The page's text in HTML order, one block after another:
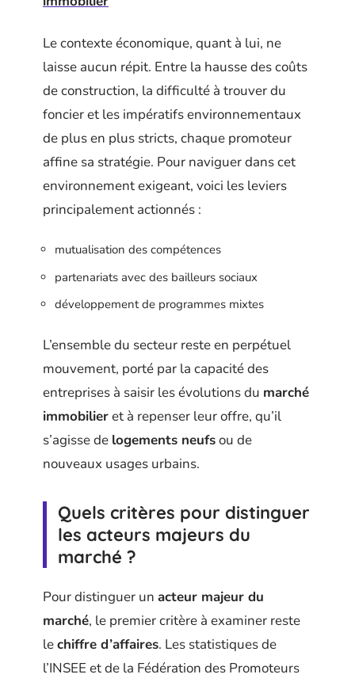
Le contexte économique, quant à lui, ne
laisse aucun répit. Entre la hausse des coûts
de construction, la difficulté à trouver du
foncier et les impératifs environnementaux
de plus en plus stricts, chaque promoteur
affine sa stratégie. Pour naviguer dans cet
environnement exigeant, voici les leviers
principalement actionnés :
mutualisation des compétences
partenariats avec des bailleurs sociaux
développement de programmes mixtes
L’ensemble du secteur reste en perpétuel
mouvement, porté par la capacité des
entreprises à saisir les évolutions du marché
immobilieret à repenser leur offre, qu’il
s’agisse de logements neufsou de
nouveaux usages urbains.
Quels critères pour distinguer
les acteurs majeurs du
marché ?
Pour distinguer un acteur majeur du
marché, le premier critère à examiner reste
lechiffre d’affaires. Les statistiques de
l’INSEE et de la Fédération des Promoteurs